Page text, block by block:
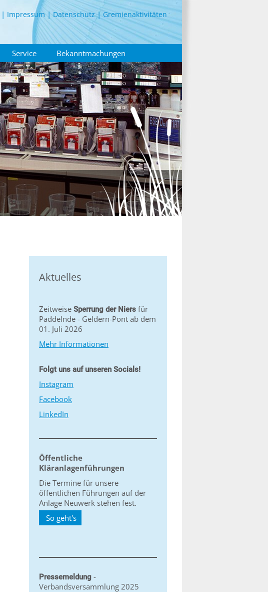
Impressum Datenschutz Gremienaktivitäten
Service Bekanntmachungen
Aktuelles
Zeitweise Sperrung der Niers für
Paddelnde - Geldern-Pont ab dem
01. Juli 2026
Mehr Informationen
Folgt uns auf unseren Socials!
Instagram
Facebook
LinkedIn
Öffentliche
Kläranlagenführungen
Die Termine für unsere
öffentlichen Führungen auf der
Anlage Neuwerk stehen fest.
So geht's
Pressemeldung -
Verbandsversammlung 2025